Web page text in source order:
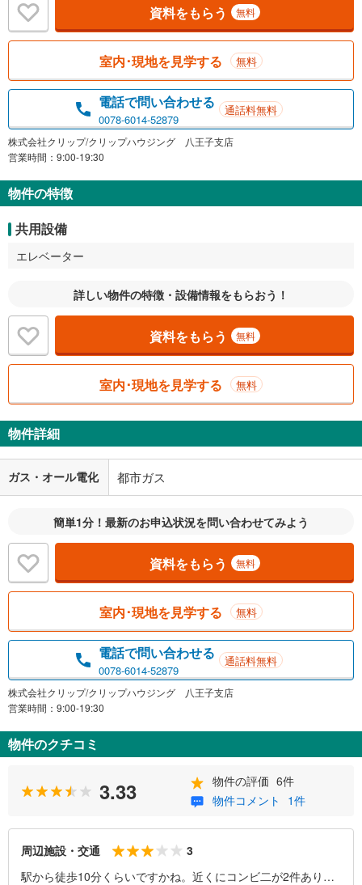
資料をもらう 無料
室内･現地を見学する 無料
電話で問い合わせる
0078-6014-52879
通話料無料
株式会社クリップ/クリップハウジング 八王子支店
営業時間：9:00-19:30
物件の特徴
共用設備
エレベーター
詳しい物件の特徴・設備情報をもらおう！
資料をもらう 無料
室内･現地を見学する 無料
物件詳細
ガス・オール電化 都市ガス
簡単1分！最新のお申込状況を問い合わせてみよう
資料をもらう 無料
室内･現地を見学する 無料
電話で問い合わせる
0078-6014-52879
通話料無料
株式会社クリップ/クリップハウジング 八王子支店
営業時間：9:00-19:30
物件のクチコミ
3.33 物件の評価 6件
物件コメント
1件
周辺施設・交通
3
駅から徒歩10分くらいですかね。近くにコンビ二が2件ありま